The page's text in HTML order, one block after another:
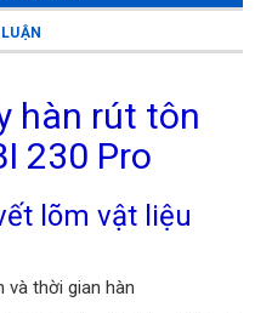
hàn rút tôn
230 Pro
lõm vật liệu
và thời gian hàn